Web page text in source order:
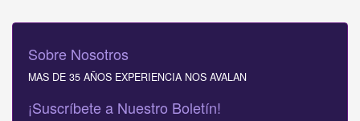
Sobre Nosotros
MAS DE 35 AÑOS EXPERIENCIA NOS AVALAN
¡Suscríbete a Nuestro Boletín!